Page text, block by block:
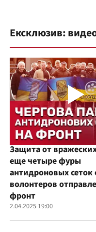
Ексклюзив:
Защита от
еще четыре фуры
антидроновых сеток
волонтеров
фронт
2.04.2025 19:00